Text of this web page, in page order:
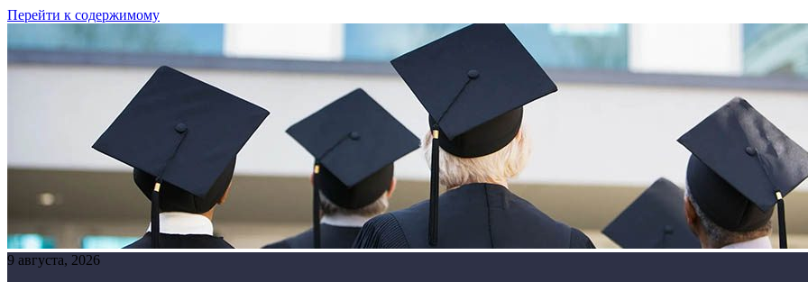
Перейти к содержимому
9 августа, 2026